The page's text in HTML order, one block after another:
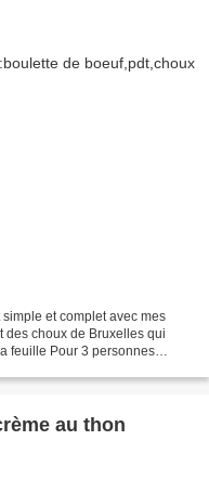
et complet avec mes
des choux de Bruxelles qui
feuille Pour 3 personnes
au thon